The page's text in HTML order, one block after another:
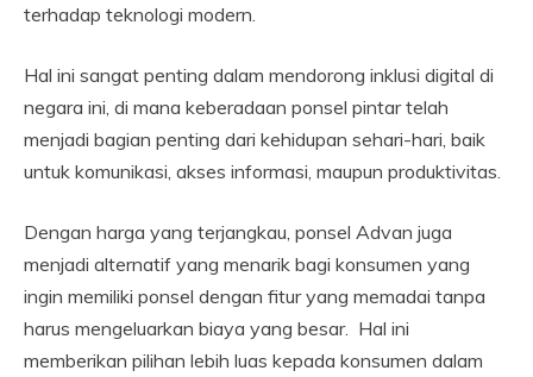
terhadap teknologi modern.
Hal ini sangat penting dalam mendorong inklusi digital di
negara ini, di mana keberadaan ponsel pintar telah
menjadi bagian penting dari kehidupan sehari-hari, baik
untuk komunikasi, akses informasi, maupun produktivitas.
Dengan harga yang terjangkau, ponsel Advan juga
menjadi alternatif yang menarik bagi konsumen yang
ingin memiliki ponsel dengan fitur yang memadai tanpa
harus mengeluarkan biaya yang besar. Hal ini
memberikan pilihan lebih luas kepada konsumen dalam